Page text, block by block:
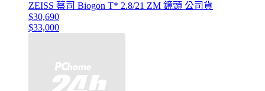
ZEISS 蔡司 Biogon T* 2.8/21 ZM 鏡頭 公司貨
$30,690
$33,000